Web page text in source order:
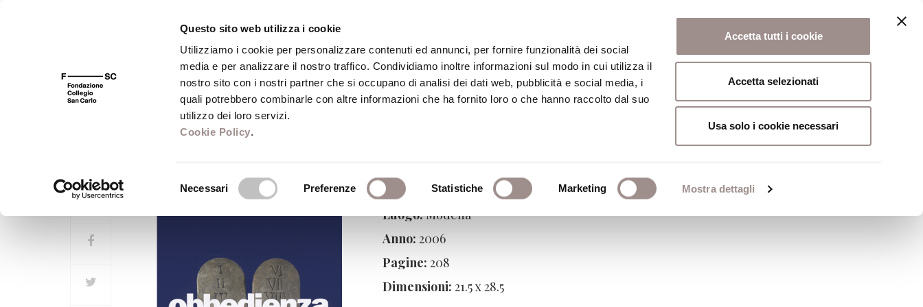
Questo sito web utilizza i cookie
Utilizziamo i cookie per personalizzare contenuti ed annunci, per fornire funzionalità dei social
media e per analizzare il nostro traffico. Condividiamo inoltre informazioni sul modo in cui utilizza il
nostro sito con i nostri partner che si occupano di analisi dei dati web, pubblicità e social media, i
quali potrebbero combinarle con altre informazioni che ha fornito loro o che hanno raccolto dal suo
utilizzo dei loro servizi.
Cookie Policy.
Necessari Preferenze Statistiche Marketing Mostra dettagli
Accetta tutti i cookie
Accetta selezionati
Usa solo i cookie necessari
FSC 400 Fondazione Biblioteca Centro Culturale Centro Studi Religiosi Scuola Alti Studi
Obbedienza
Legge di Dio e legge dell'uomo nelle culture religiose
Editore:
Banca Popolare dell'Emilia Romagna
Luogo:Modena
Anno: 2006
Pagine: 208
Dimensioni: 21.5 x 28.5